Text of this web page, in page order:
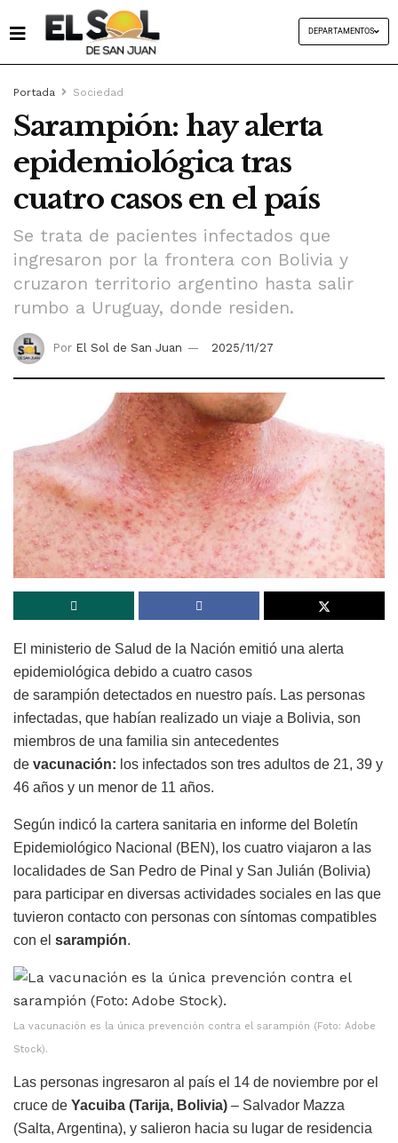
DEPARTAMENTOS
Portada Sociedad
Sarampión: hay alerta
epidemiológica tras
cuatro casos en el país
Se trata de pacientes infectados que
ingresaron por la frontera con Bolivia y
cruzaron territorio argentino hasta salir
rumbo a Uruguay, donde residen.
Por El Sol de San Juan 2025/11/27
El ministerio de Salud de la Nación emitió una alerta
epidemiológica debido a cuatro casos
de sarampión detectados en nuestro país. Las personas
infectadas, que habían realizado un viaje a Bolivia, son
miembros de una familia sin antecedentes
de vacunación: los infectados son tres adultos de 21, 39 y
46 años y un menor de 11 años.
Según indicó la cartera sanitaria en informe del Boletín
Epidemiológico Nacional (BEN), los cuatro viajaron a las
localidades de San Pedro de Pinal y San Julián (Bolivia)
para participar en diversas actividades sociales en las que
tuvieron contacto con personas con síntomas compatibles
con el sarampión.
La vacunación es la única prevención contra el sarampión (Foto: Adobe
Stock).
Las personas ingresaron al país el 14 de noviembre por el
cruce de Yacuiba (Tarija, Bolivia) – Salvador Mazza
(Salta, Argentina), y salieron hacia su lugar de residencia